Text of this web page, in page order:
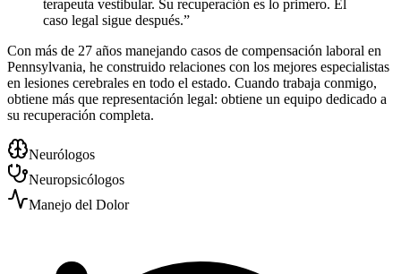
terapeuta vestibular. Su recuperación es lo primero. El
caso legal sigue después.”
Con más de 27 años manejando casos de compensación laboral en
Pennsylvania, he construido relaciones con los mejores especialistas
en lesiones cerebrales en todo el estado. Cuando trabaja conmigo,
obtiene más que representación legal: obtiene un equipo dedicado a
su recuperación completa.
Neurólogos
Neuropsicólogos
Manejo del Dolor